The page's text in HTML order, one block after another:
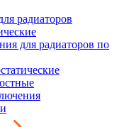
радиаторов
для радиаторов по